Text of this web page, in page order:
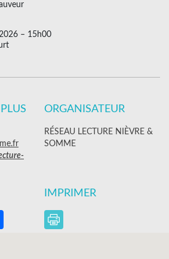
– 15h00
ORGANISATEUR
RÉSEAU LECTURE NIÈVRE &
SOMME
Partager
IMPRIMER